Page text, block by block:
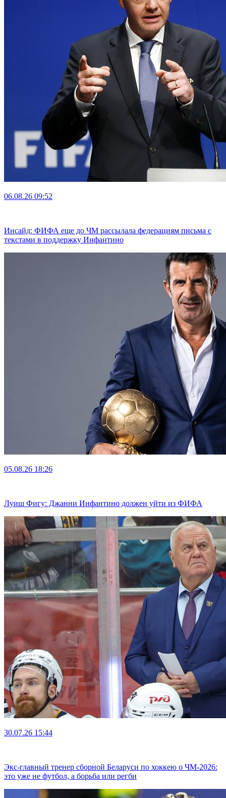
06.08.26 09:52
Инсайд: ФИФА еще до ЧМ рассылала федерациям письма с
текстами в поддержку Инфантино
05.08.26 18:26
Луиш Фигу: Джанни Инфантино должен уйти из ФИФА
30.07.26 15:44
Экс-главный тренер сборной Беларуси по хоккею о ЧМ-2026:
это уже не футбол, а борьба или регби